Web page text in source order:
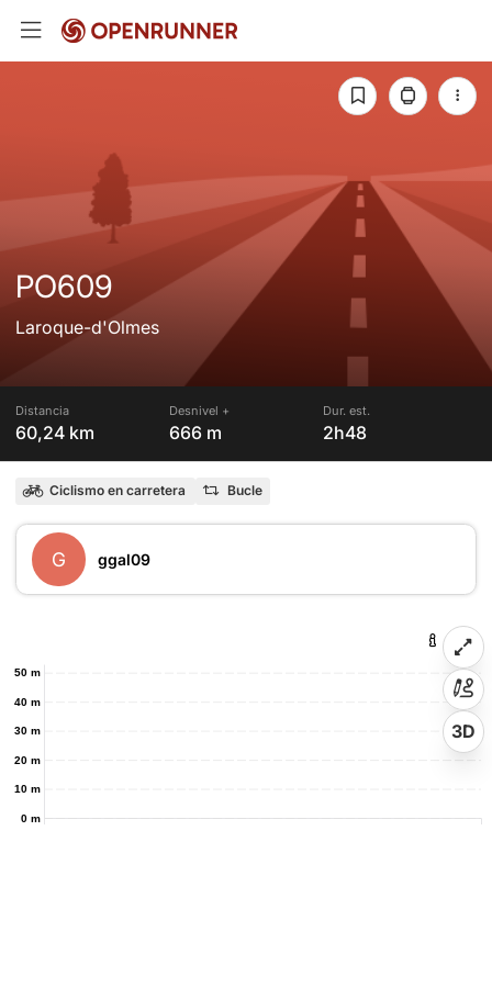
PO609
Laroque-d'Olmes
Distancia
60,24 km
Desnivel +
666 m
Dur. est.
2h48
Ciclismo en carretera Bucle
G ggal09
0 m
10 m
20 m
30 m
40 m
50 m
3D